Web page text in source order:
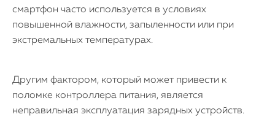
смартфон часто используется в условиях
повышенной влажности, запыленности или при
экстремальных температурах.
Другим фактором, который может привести к
поломке контроллера питания, является
неправильная эксплуатация зарядных устройств.